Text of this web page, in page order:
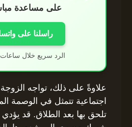
على مساعدة
راسلنا على
الرد سريع خلال ساعات
علاوةً على ذلك، تواجه الزوجة
اجتماعية تتمثل في الوصمة
تلحق بها بعد الطلاق. قد